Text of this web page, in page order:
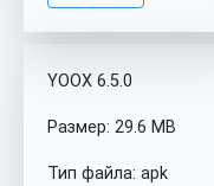
YOOX 6.5.0
Размер: 29.6 MB
Тип файла: apk